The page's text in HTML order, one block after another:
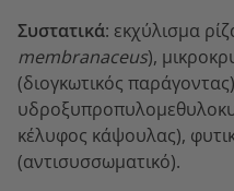
Συστατικά: εκχύλισμα
membranaceus),
(διογκωτικός
κέλυφος κάψουλας),
(αντισυσσωματικό).